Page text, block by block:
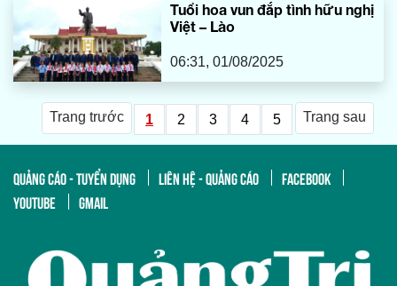
Tuổi hoa vun đắp tình hữu nghị
Việt – Lào
06:31, 01/08/2025
Trang trước 1 2 3 4 5 Trang sau
QUẢNG CÁO - TUYỂN DỤNG LIÊN HỆ - QUẢNG CÁO
FACEBOOK
YOUTUBE
GMAIL